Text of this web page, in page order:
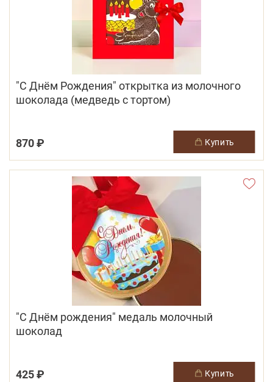
"С Днём Рождения" открытка из молочного
шоколада (медведь с тортом)
870 ₽ купить
"С Днём рождения" медаль молочный
шоколад
425 ₽ купить